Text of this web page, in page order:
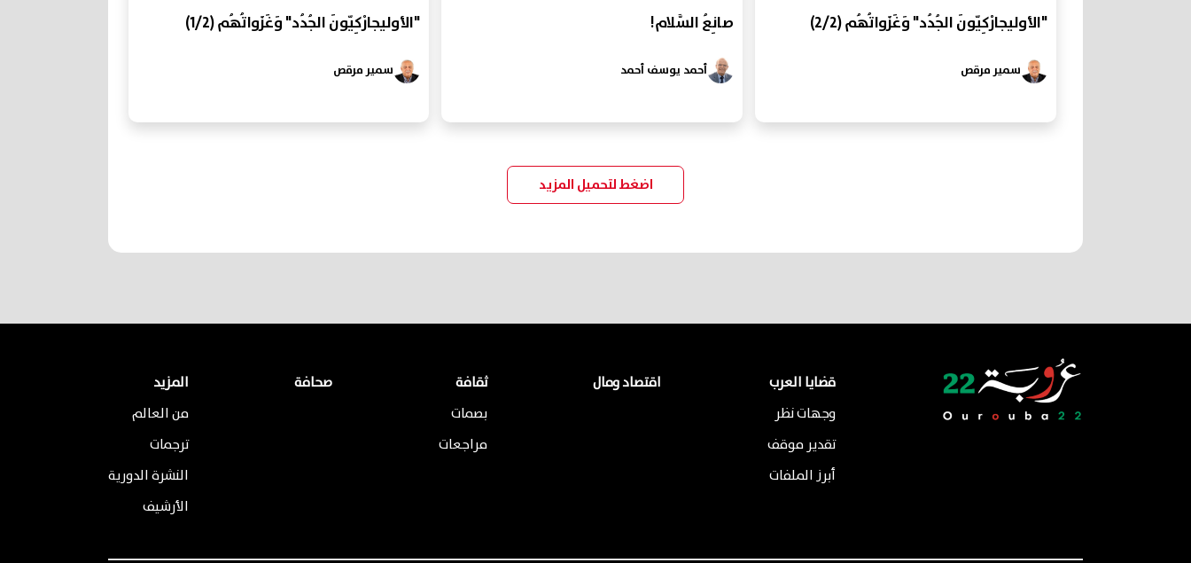
"الأوليجارْكِيّونَ الجُدُد" وَغَزَواتُهُم (2/2)
سمير مرقص
صانِعُ السَّلام!
أحمد يوسف أحمد
"الأوليجارْكِيّونَ الجُدُد" وَغَزَواتُهُم (1/2)
سمير مرقص
اضغط لتحميل المزيد
قضايا العرب
وجهات نظر
تقدير موقف
أبرز الملفات
اقتصاد ومال
ثقافة
بصمات
مراجعات
صحافة
المزيد
من العالم
ترجمات
النشرة الدورية
الأرشيف